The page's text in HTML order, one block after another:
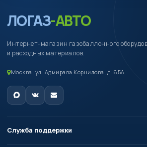
ЛОГАЗ-АВТО
Интернет-магазин газобаллонного
и расходных материалов.
Москва, ул. Адмирала Корнилова, д. 65А
Служба поддержки